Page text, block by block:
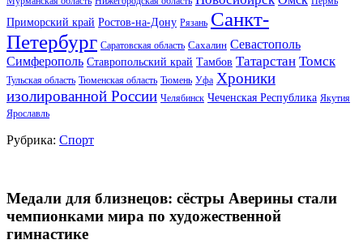
Приморский край Ростов-на-Дону Рязань Санкт-
Петербург Саратовская область Сахалин Севастополь
Симферополь Ставропольский край Тамбов Татарстан Томск
Тульская область Тюменская область Тюмень Уфа Хроники
изолированной России Челябинск Чеченская Республика Якутия
Ярославль
Рубрика: Спорт
Медали для близнецов: сёстры Аверины стали
чемпионками мира по художественной
гимнастике